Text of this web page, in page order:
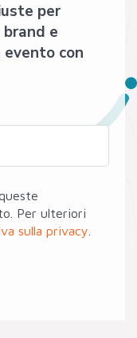
per
e
evento con
Per ulteriori
sulla privacy